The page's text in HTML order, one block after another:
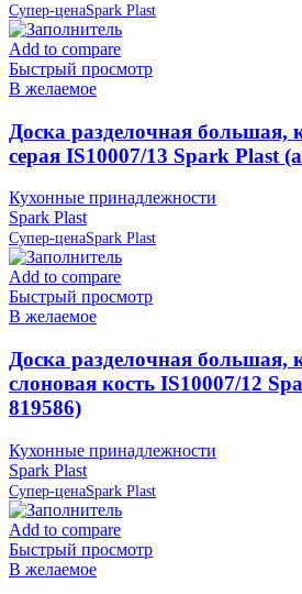
Супер-ценаSpark Plast
Add to compare
Быстрый просмотр
В желаемое
Доска разделочная большая,
серая IS10007/13 Spark Plast
Кухонные принадлежности
Spark Plast
Супер-ценаSpark Plast
Add to compare
Быстрый просмотр
В желаемое
Доска разделочная большая,
слоновая кость IS10007/12
819586)
Кухонные принадлежности
Spark Plast
Супер-ценаSpark Plast
Add to compare
Быстрый просмотр
В желаемое